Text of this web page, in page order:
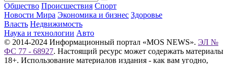
Общество Происшествия Спорт
Новости Мира Экономика и бизнес Здоровье
Власть Недвижимость
Наука и технологии Авто
© 2014-2024 Информационный портал «MOS NEWS». ЭЛ №
ФС 77 - 68927. Настоящий ресурс может содержать материалы
18+. Использование материалов издания - как вам угодно,